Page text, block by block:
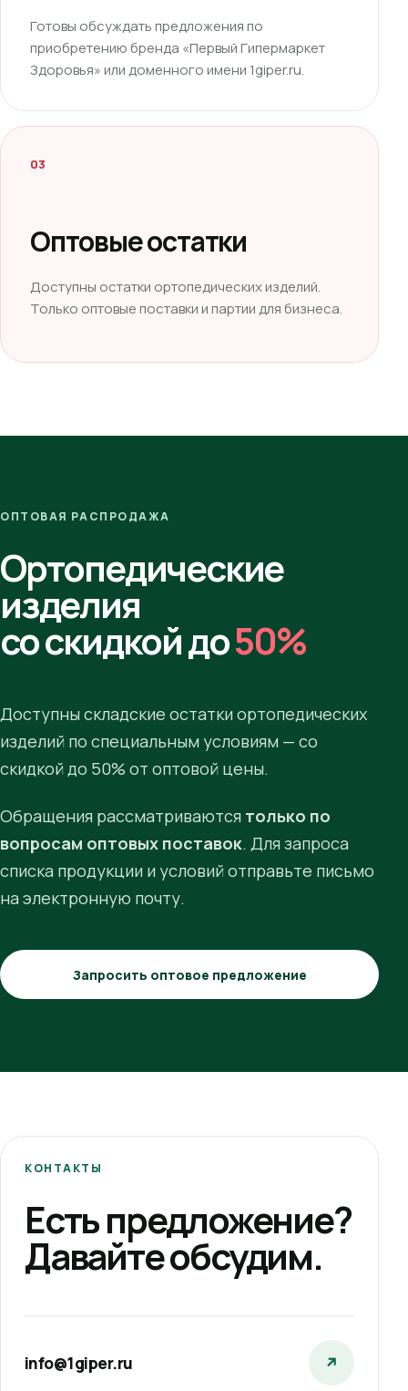
Готовы обсуждать предложения по
приобретению бренда «Первый Гипермаркет
Здоровья» или доменного имени 1giper.ru.
03
Оптовые остатки
Доступны остатки ортопедических изделий.
Только оптовые поставки и партии для бизнеса.
ОПТОВАЯ РАСПРОДАЖА
Ортопедические
изделия
со скидкой до50%
Доступны складские остатки ортопедических
изделий по специальным условиям — со
скидкой до 50% от оптовой цены.
Обращения рассматриваются только по
вопросам оптовых поставок. Для запроса
списка продукции и условий отправьте письмо
на электронную почту.
Запросить оптовое предложение
КОНТАКТЫ
Есть предложение?
Давайте обсудим.
info@1giper.ru ↗